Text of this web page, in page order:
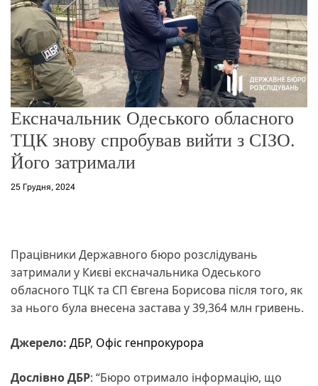
м
у
Ексначальник Одеського обласного
ТЦК знову спробував вийти з СІЗО.
Його затримали
25 Грудня, 2024
Працівники Державного бюро розслідувань
затримали у Києві ексначальника Одеського
обласного ТЦК та СП Євгена Борисова після того, як
за нього була внесена застава у 39,364 млн гривень.
Джерело: ДБР, Офіс генпрокурора
Дослівно ДБР: “Бюро отримало інформацію, що